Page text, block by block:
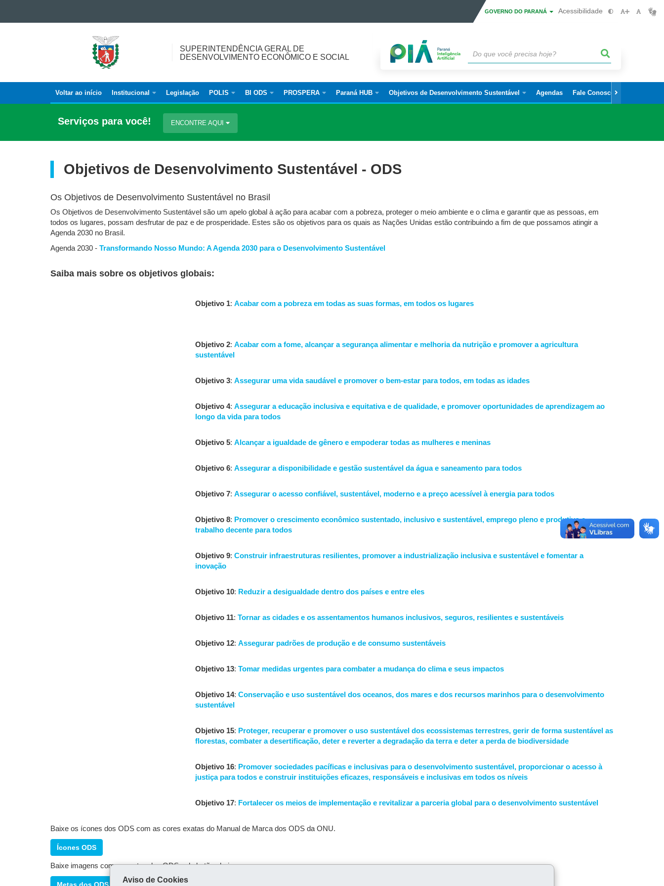
GOVERNO DO PARANÁ Acessibilidade
SUPERINTENDÊNCIA
ECONÔMICO
E
SUPERINTENDÊNCIA GERAL DE
DESENVOLVIMENTO ECONÔMICO E SOCIAL
Navegação
principal
Voltar ao início Institucional Legislação POLIS BI ODS PROSPERA Paraná HUB Objetivos de Desenvolvimento Sustentável Agendas Fale Conosco
Serviços para você! ENCONTRE AQUI
Objetivos de Desenvolvimento Sustentável - ODS
Os Objetivos de Desenvolvimento Sustentável no Brasil
Os Objetivos de Desenvolvimento Sustentável são um apelo global à ação para acabar com a pobreza, proteger o meio ambiente e o clima e garantir que as pessoas, em
todos os lugares, possam desfrutar de paz e de prosperidade. Estes são os objetivos para os quais as Nações Unidas estão contribuindo a fim de que possamos atingir a
Agenda 2030 no Brasil.
Agenda 2030 - Transformando Nosso Mundo: A Agenda 2030 para o Desenvolvimento Sustentável
Saiba mais sobre os objetivos globais:
Objetivo 1: Acabar com a pobreza em todas as suas formas, em todos os lugares
Objetivo 2: Acabar com a fome, alcançar a segurança alimentar e melhoria da nutrição e promover a agricultura
sustentável
Objetivo 3: Assegurar uma vida saudável e promover o bem-estar para todos, em todas as idades
Objetivo 4: Assegurar a educação inclusiva e equitativa e de qualidade, e promover oportunidades de aprendizagem ao
longo da vida para todos
Objetivo 5: Alcançar a igualdade de gênero e empoderar todas as mulheres e meninas
Objetivo 6: Assegurar a disponibilidade e gestão sustentável da água e saneamento para todos
Objetivo 7: Assegurar o acesso confiável, sustentável, moderno e a preço acessível à energia para todos
Objetivo 8: Promover o crescimento econômico sustentado, inclusivo e sustentável, emprego pleno e produtivo e
trabalho decente para todos
Objetivo 9: Construir infraestruturas resilientes, promover a industrialização inclusiva e sustentável e fomentar a
inovação
Objetivo 10: Reduzir a desigualdade dentro dos países e entre eles
Objetivo 11: Tornar as cidades e os assentamentos humanos inclusivos, seguros, resilientes e sustentáveis
Objetivo 12: Assegurar padrões de produção e de consumo sustentáveis
Objetivo 13: Tomar medidas urgentes para combater a mudança do clima e seus impactos
Objetivo 14: Conservação e uso sustentável dos oceanos, dos mares e dos recursos marinhos para o desenvolvimento
sustentável
Objetivo 15: Proteger, recuperar e promover o uso sustentável dos ecossistemas terrestres, gerir de forma sustentável as
florestas, combater a desertificação, deter e reverter a degradação da terra e deter a perda de biodiversidade
Objetivo 16: Promover sociedades pacíficas e inclusivas para o desenvolvimento sustentável, proporcionar o acesso à
justiça para todos e construir instituições eficazes, responsáveis e inclusivas em todos os níveis
Objetivo 17: Fortalecer os meios de implementação e revitalizar a parceria global para o desenvolvimento sustentável
Baixe os ícones dos ODS com as cores exatas do Manual de Marca dos ODS da ONU.
Ícones ODS
Baixe imagens com as metas dos ODS pelo botão abaixo.
Aviso de Cookies